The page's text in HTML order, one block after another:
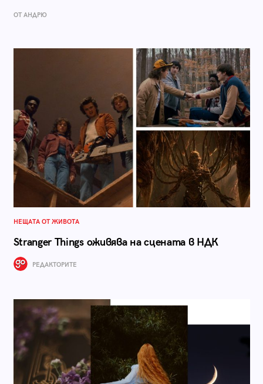
ОТ АНДРЮ
НЕЩАТА ОТ ЖИВОТА
Stranger Things оживява на сцената в НДК
РЕДАКТОРИТЕ